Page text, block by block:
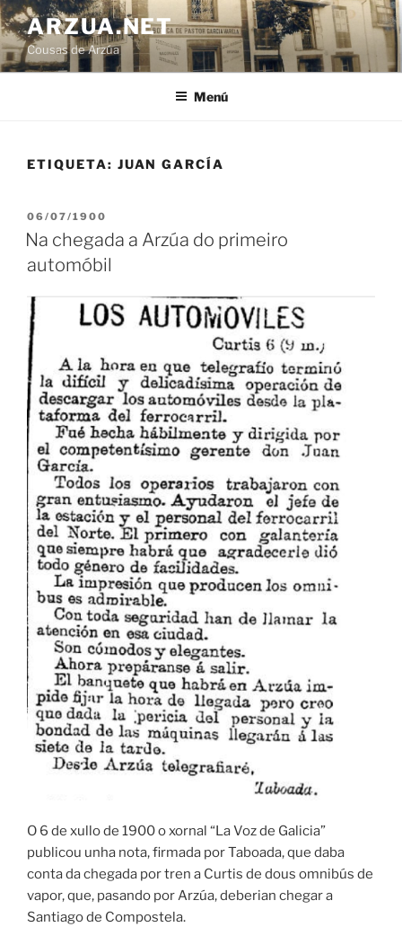
Ir
o
contido
ARZUA.NET
Cousas de Arzúa
Menú
ETIQUETA: JUAN GARCÍA
PUBLICADO
EN
06/07/1900
Na chegada a Arzúa do primeiro
automóbil
O 6 de xullo de 1900 o xornal “La Voz de Galicia”
publicou unha nota, firmada por Taboada, que daba
conta da chegada por tren a Curtis de dous omnibús de
vapor, que, pasando por Arzúa, deberian chegar a
Santiago de Compostela.